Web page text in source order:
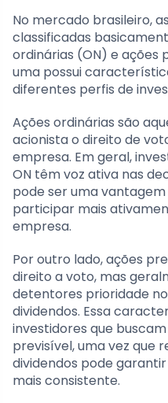
No mercado brasileiro,
classificadas
ordinárias (ON) e ações
uma possui
diferentes perfis de
Ações ordinárias são
acionista o direito de
empresa. Em geral,
ON têm voz ativa nas
pode ser uma
participar mais
empresa.
Por outro lado, ações
direito a voto, mas
detentores prioridade
dividendos. Essa
investidores que
previsível, uma vez que
dividendos pode
mais consistente.